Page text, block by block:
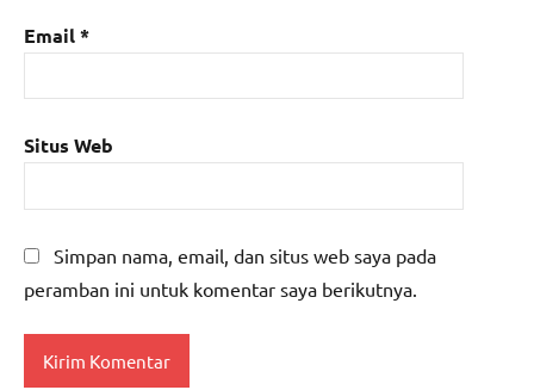
Email*
Situs Web
Simpan nama, email, dan situs web saya pada
peramban ini untuk komentar saya berikutnya.